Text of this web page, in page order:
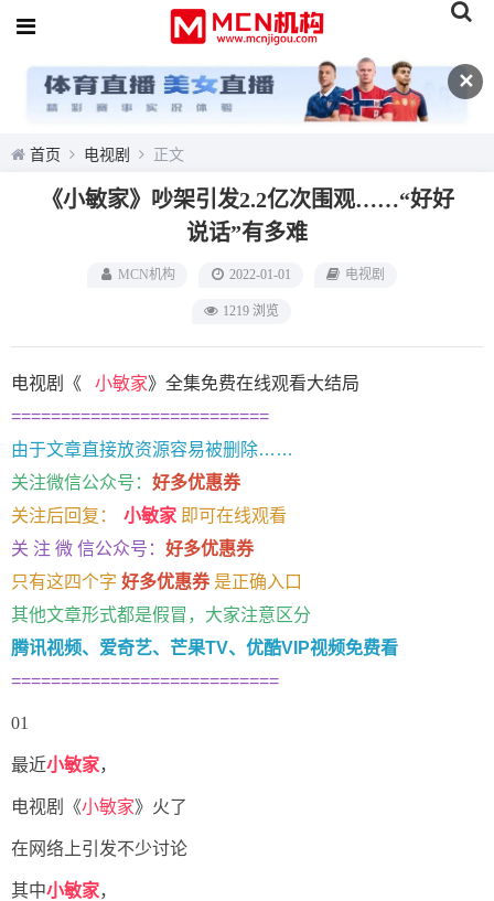
✕
首页 电视剧 正文
《小敏家》吵架引发2.2亿次围观……“好好
说话”有多难
MCN机构 2022-01-01 电视剧
1219 浏览
电视剧《 小敏家》全集免费在线观看大结局
==========================
由于文章直接放资源容易被删除……
关注微信公众号： 好多优惠券
关注后回复：
小敏家 即可在线观看
关 注 微 信公众号： 好多优惠券
只有这四个字 好多优惠券 是正确入口
其他文章形式都是假冒，大家注意区分
腾讯视频、爱奇艺、芒果TV、优酷VIP视频免费看
===========================
01
最近小敏家，
电视剧《小敏家》火了
在网络上引发不少讨论
其中小敏家，